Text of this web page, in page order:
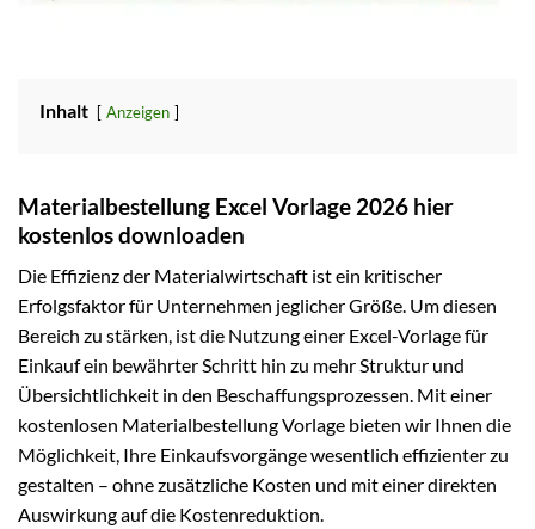
Inhalt Anzeigen
Materialbestellung Excel Vorlage 2026 hier
kostenlos downloaden
Die Effizienz der Materialwirtschaft ist ein kritischer
Erfolgsfaktor für Unternehmen jeglicher Größe. Um diesen
Bereich zu stärken, ist die Nutzung einer Excel-Vorlage für
Einkauf ein bewährter Schritt hin zu mehr Struktur und
Übersichtlichkeit in den Beschaffungsprozessen. Mit einer
kostenlosen Materialbestellung Vorlage bieten wir Ihnen die
Möglichkeit, Ihre Einkaufsvorgänge wesentlich effizienter zu
gestalten – ohne zusätzliche Kosten und mit einer direkten
Auswirkung auf die Kostenreduktion.